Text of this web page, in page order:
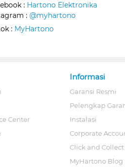
: Hartono Elektronika
:@myhartono
: MyHartono
Center
Informasi
Garansi Resmi
Pelengkap
Instalasi
Corporate
Click and Collect
MyHartono Blog